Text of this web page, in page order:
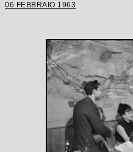
06 FEBBRAIO 1963